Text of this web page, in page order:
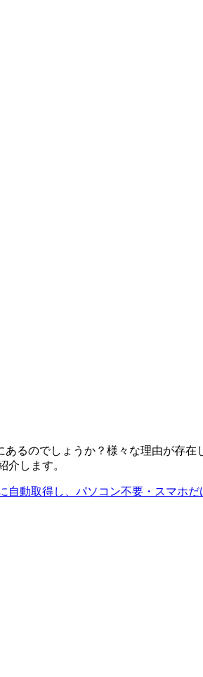
るのでしょうか？様々な理由が存
介します。
動取得し、パソコン不要・スマホ